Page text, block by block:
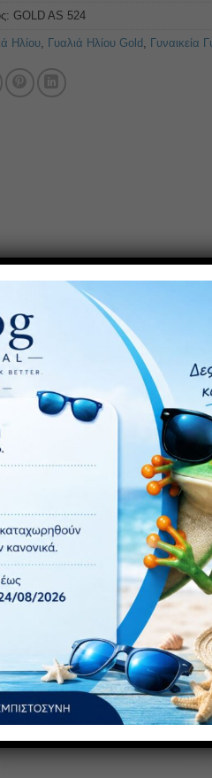
GOLD AS 524
Ηλίου, Γυαλιά Ηλίου Gold Γυναικεία
προσφέρουν μια
και το χαμηλό του βάρος.